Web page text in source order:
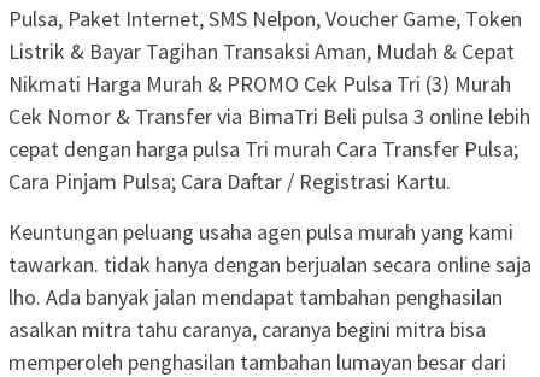
Pulsa, Paket Internet, SMS Nelpon, Voucher Game, Token
Listrik & Bayar Tagihan Transaksi Aman, Mudah & Cepat
Nikmati Harga Murah & PROMO Cek Pulsa Tri (3) Murah
Cek Nomor & Transfer via BimaTri Beli pulsa 3 online lebih
cepat dengan harga pulsa Tri murah Cara Transfer Pulsa;
Cara Pinjam Pulsa; Cara Daftar / Registrasi Kartu.
Keuntungan peluang usaha agen pulsa murah yang kami
tawarkan. tidak hanya dengan berjualan secara online saja
lho. Ada banyak jalan mendapat tambahan penghasilan
asalkan mitra tahu caranya, caranya begini mitra bisa
memperoleh penghasilan tambahan lumayan besar dari